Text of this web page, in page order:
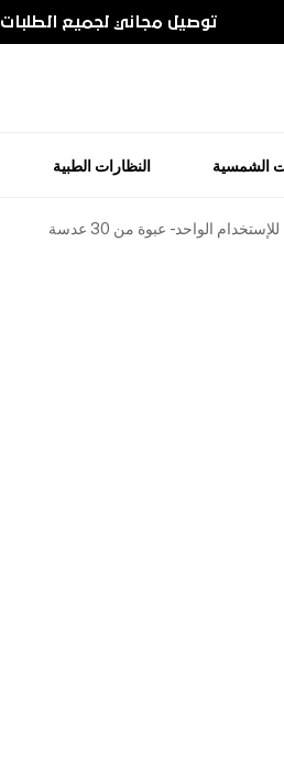
توصيل مجاني لجميع الطلبات
الشمسية النظارات الطبية
الواحد - عبوة من 30 عدسة